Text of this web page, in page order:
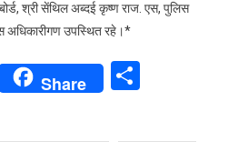
श्री सेंथिल अब्दई कृष्ण राज. एस, पुलिस
अधिकारीगण उपस्थित रहे।*
Share Share